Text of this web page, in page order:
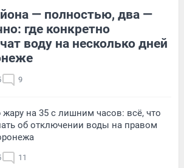
— полностью, два —
где конкретно
воду на несколько дней
9
жару на 35 с лишним часов: всё, что
об отключении воды на правом
11